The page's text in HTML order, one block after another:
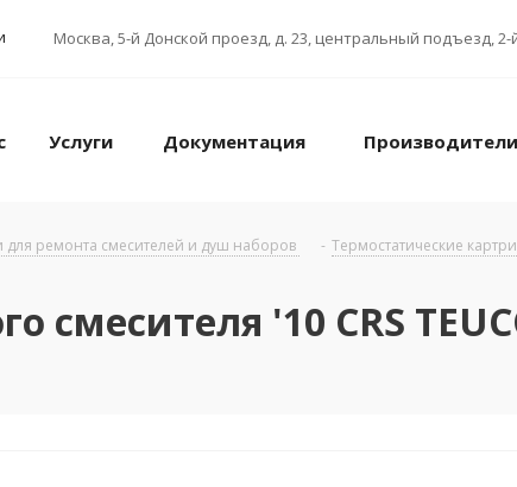
Москва,5-й Донской проезд, д. 23, центральный подъезд, 2-
Услуги Документация Производители
для ремонта смесителей и душ наборов - Термостатические
смесителя '10 CRS